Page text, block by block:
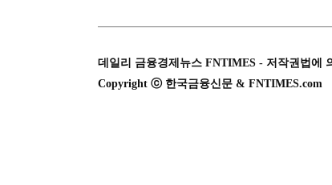
데일리 금융경제뉴스 FNTIMES - 저작권법에
Copyright ⓒ 한국금융신문 & FNTIMES.com